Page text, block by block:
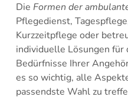
Die Formen der
Pflegedienst,
Kurzzeitpflege oder
individuelle Lösungen für
Bedürfnisse Ihrer
es so wichtig, alle
passendste Wahl zu